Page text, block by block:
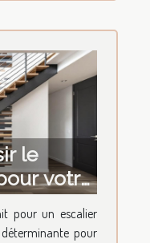
le
votre
?
pour un escalier
pour